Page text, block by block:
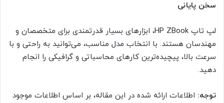
سخن پایانی
لپ تاپ HP ZBook، ابزارهای بسیار قدرتمندی برای متخصصان و
مهندسان هستند. با انتخاب مدل مناسب، می‌توانید به راحتی و با
سرعت بالا، پیچیده‌ترین کارهای محاسباتی و گرافیکی را انجام
دهید.
توجه: اطلاعات ارائه شده در این مقاله، بر اساس اطلاعات موجود